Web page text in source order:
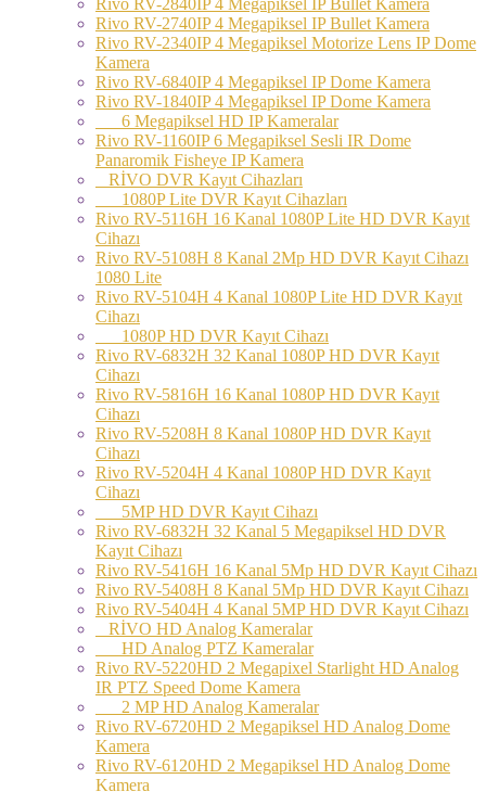
Rivo RV-2740IP 4 Megapiksel IP Bullet Kamera
Rivo RV-2340IP 4 Megapiksel Motorize Lens IP Dome
Kamera
Rivo RV-6840IP 4 Megapiksel IP Dome Kamera
Rivo RV-1840IP 4 Megapiksel IP Dome Kamera
6 Megapiksel HD IP Kameralar
Rivo RV-1160IP 6 Megapiksel Sesli IR Dome
Panaromik Fisheye IP Kamera
RİVO DVR Kayıt Cihazları
1080P Lite DVR Kayıt Cihazları
Rivo RV-5116H 16 Kanal 1080P Lite HD DVR Kayıt
Cihazı
Rivo RV-5108H 8 Kanal 2Mp HD DVR Kayıt Cihazı
1080 Lite
Rivo RV-5104H 4 Kanal 1080P Lite HD DVR Kayıt
Cihazı
1080P HD DVR Kayıt Cihazı
Rivo RV-6832H 32 Kanal 1080P HD DVR Kayıt
Cihazı
Rivo RV-5816H 16 Kanal 1080P HD DVR Kayıt
Cihazı
Rivo RV-5208H 8 Kanal 1080P HD DVR Kayıt
Cihazı
Rivo RV-5204H 4 Kanal 1080P HD DVR Kayıt
Cihazı
5MP HD DVR Kayıt Cihazı
Rivo RV-6832H 32 Kanal 5 Megapiksel HD DVR
Kayıt Cihazı
Rivo RV-5416H 16 Kanal 5Mp HD DVR Kayıt Cihazı
Rivo RV-5408H 8 Kanal 5Mp HD DVR Kayıt Cihazı
Rivo RV-5404H 4 Kanal 5MP HD DVR Kayıt Cihazı
RİVO HD Analog Kameralar
HD Analog PTZ Kameralar
Rivo RV-5220HD 2 Megapixel Starlight HD Analog
IR PTZ Speed Dome Kamera
2 MP HD Analog Kameralar
Rivo RV-6720HD 2 Megapiksel HD Analog Dome
Kamera
Rivo RV-6120HD 2 Megapiksel HD Analog Dome
Kamera